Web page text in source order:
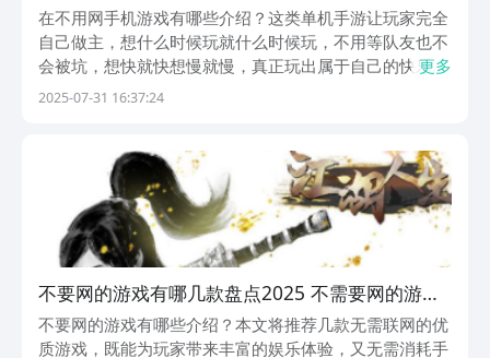
机游戏榜单
在不用网手机游戏有哪些介绍？这类单机手游让玩家完全
自己做主，想什么时候玩就什么时候玩，不用等队友也不
会被坑，想快就快想慢就慢，真正玩出属于自己的快乐。
特别是那些小团队精心打造的手游，每个细节都藏着开发
更多
2025-07-31 16:37:24
不要网的游戏有哪几款盘点2025 不需要网的游戏
合辑
不要网的游戏有哪些介绍？本文将推荐几款无需联网的优
质游戏，既能为玩家带来丰富的娱乐体验，又无需消耗手